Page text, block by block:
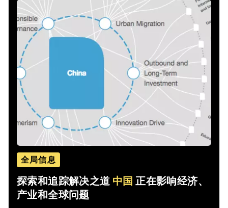
全局信息
探索和追踪解决之道 中国 正在影响经济、
产业和全球问题